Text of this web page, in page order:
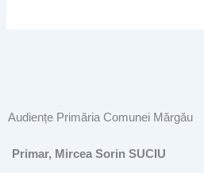
Audiențe Primăria Comunei Mărgău
Primar, Mircea Sorin SUCIU